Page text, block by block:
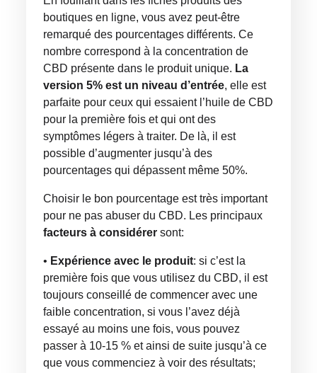
boutiques en ligne, vous avez peut-être
remarqué des pourcentages différents. Ce
nombre correspond à la concentration de
CBD présente dans le produit unique. La
version 5% est un niveau d’entrée, elle est
parfaite pour ceux qui essaient l’huile de CBD
pour la première fois et qui ont des
symptômes légers à traiter. De là, il est
possible d’augmenter jusqu’à des
pourcentages qui dépassent même 50%.
Choisir le bon pourcentage est très important
pour ne pas abuser du CBD. Les principaux
facteurs à considérer sont:
• Expérience avec le produit: si c’est la
première fois que vous utilisez du CBD, il est
toujours conseillé de commencer avec une
faible concentration, si vous l’avez déjà
essayé au moins une fois, vous pouvez
passer à 10-15 % et ainsi de suite jusqu’à ce
que vous commenciez à voir des résultats;